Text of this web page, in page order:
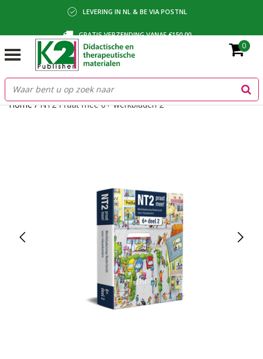
LEVERING IN NL & BE VIA POSTNL
GRATIS VERZENDING VANAF €150,00
BETALING VIA IDEAL, BANCONTACT OF FACTUUR
0
Home/NT2 Praat mee 6+ werkbladen 2